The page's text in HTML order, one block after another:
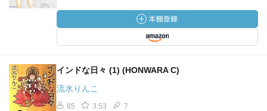
インドな日々 (1) (HONWARA C)
流水りんこ
85 3.53 7